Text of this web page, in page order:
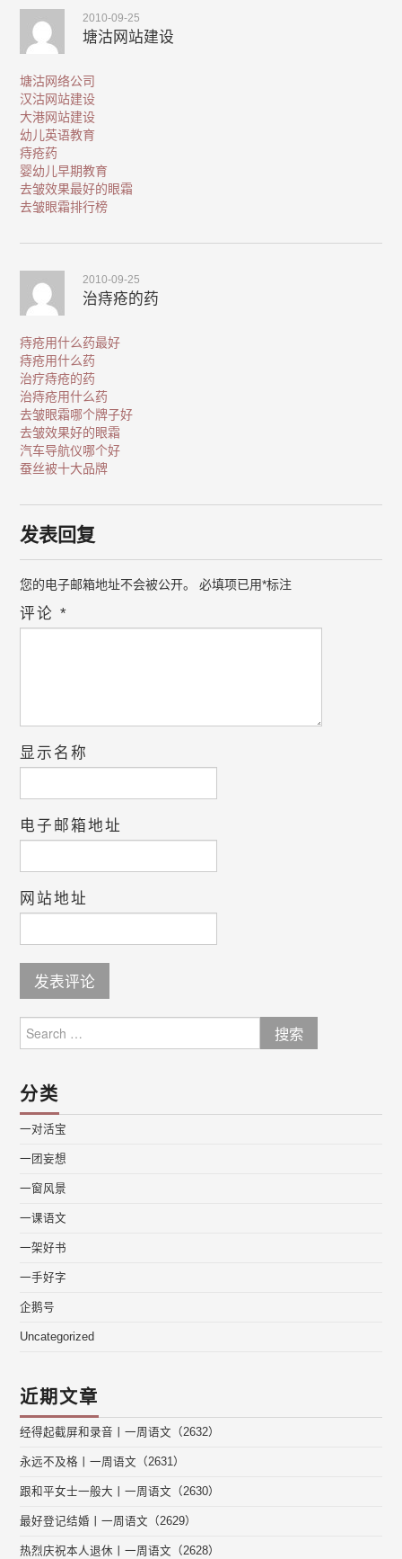
2010-09-25
塘沽网站建设
塘沽网络公司
汉沽网站建设
大港网站建设
幼儿英语教育
痔疮药
婴幼儿早期教育
去皱效果最好的眼霜
去皱眼霜排行榜
2010-09-25
治痔疮的药
痔疮用什么药最好
痔疮用什么药
治疗痔疮的药
治痔疮用什么药
去皱眼霜哪个牌子好
去皱效果好的眼霜
汽车导航仪哪个好
蚕丝被十大品牌
发表回复
您的电子邮箱地址不会被公开。 必填项已用*标注
评论*
显示名称
电子邮箱地址
网站地址
for:
分类
一对活宝
一团妄想
一窗风景
一课语文
一架好书
一手好字
企鹅号
Uncategorized
近期文章
经得起截屏和录音丨一周语文（2632）
永远不及格丨一周语文（2631）
跟和平女士一般大丨一周语文（2630）
最好登记结婚丨一周语文（2629）
热烈庆祝本人退休丨一周语文（2628）